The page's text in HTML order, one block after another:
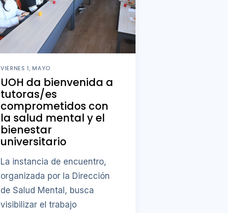
VIERNES 1, MAYO
UOH da bienvenida a
tutoras/es
comprometidos con
la salud mental y el
bienestar
universitario
La instancia de encuentro,
organizada por la Dirección
de Salud Mental, busca
visibilizar el trabajo